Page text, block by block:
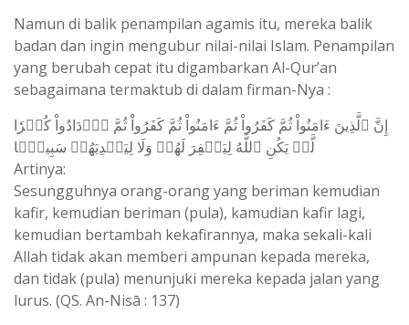
Namun di balik penampilan agamis itu, mereka balik
badan dan ingin mengubur nilai-nilai Islam. Penampilan
yang berubah cepat itu digambarkan Al-Qur’an
sebagaimana termaktub di dalam firman-Nya :
إِنَّ ٱلَّذِينَ ءَامَنُواْ ثُمَّ كَفَرُواْ ثُمَّ ءَامَنُواْ ثُمَّ كَفَرُواْ ثُمَّ ٱزۡدَادُواْ كُفۡرٗا
لَّمۡ يَكُنِ ٱللَّهُ لِيَغۡفِرَ لَهُمۡ وَلَا لِيَهۡدِيَهُمۡ سَبِيلَۢا
Artinya:
Sesungguhnya orang-orang yang beriman kemudian
kafir, kemudian beriman (pula), kamudian kafir lagi,
kemudian bertambah kekafirannya, maka sekali-kali
Allah tidak akan memberi ampunan kepada mereka,
dan tidak (pula) menunjuki mereka kepada jalan yang
lurus. (QS. An-Nisā : 137)